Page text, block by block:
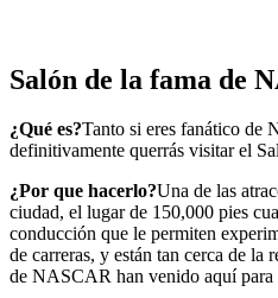
Salón de la fama de
¿Qué es?Tanto si eres fanático de
definitivamente querrás visitar el
¿Por que hacerlo?Una de las
ciudad, el lugar de 150,000 pies
conducción que le permiten
de carreras, y están tan cerca de la
de NASCAR han venido aquí para